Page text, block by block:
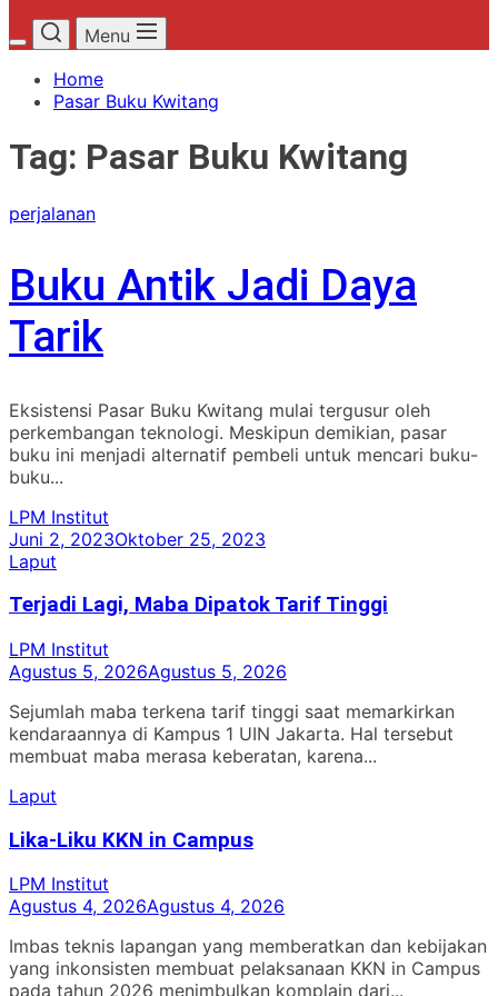
Menu
Home
Pasar Buku Kwitang
Tag: Pasar Buku Kwitang
perjalanan
Buku Antik Jadi Daya
Tarik
Eksistensi Pasar Buku Kwitang mulai tergusur oleh
perkembangan teknologi. Meskipun demikian, pasar
buku ini menjadi alternatif pembeli untuk mencari buku-
buku...
LPM Institut
Juni 2, 2023Oktober 25, 2023
Laput
Terjadi Lagi, Maba Dipatok Tarif Tinggi
LPM Institut
Agustus 5, 2026Agustus 5, 2026
Sejumlah maba terkena tarif tinggi saat memarkirkan
kendaraannya di Kampus 1 UIN Jakarta. Hal tersebut
membuat maba merasa keberatan, karena...
Laput
Lika-Liku KKN in Campus
LPM Institut
Agustus 4, 2026Agustus 4, 2026
Imbas teknis lapangan yang memberatkan dan kebijakan
yang inkonsisten membuat pelaksanaan KKN in Campus
pada tahun 2026 menimbulkan komplain dari...